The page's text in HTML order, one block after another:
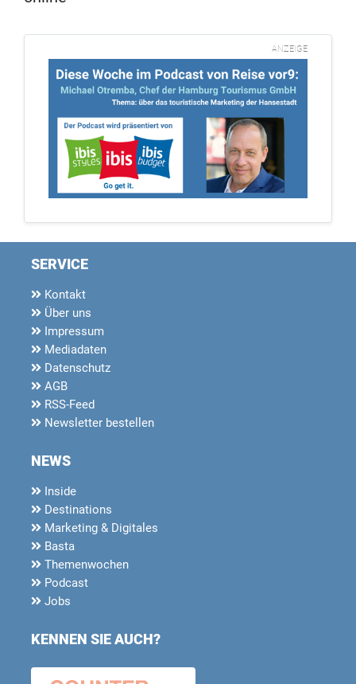
ANZEIGE
SERVICE
Kontakt
Über uns
Impressum
Mediadaten
Datenschutz
AGB
RSS-Feed
Newsletter bestellen
NEWS
Inside
Destinations
Marketing & Digitales
Basta
Themenwochen
Podcast
Jobs
KENNEN SIE AUCH?